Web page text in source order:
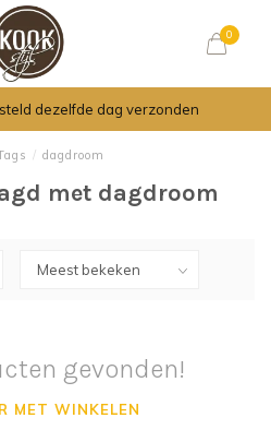
0
dezelfde dag verzonden
/ dagdroom
met dagdroom
gevonden!
MET WINKELEN